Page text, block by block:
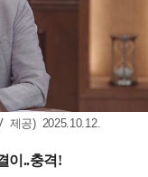
공) 2025.10.12.